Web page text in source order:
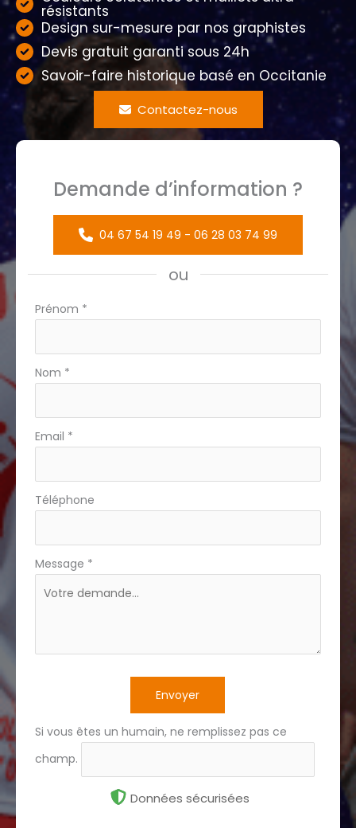
résistants
Design sur-mesure par nos graphistes
Devis gratuit garanti sous 24h
Savoir-faire historique basé en Occitanie
Contactez-nous
Demande d’information ?
04 67 54 19 49 - 06 28 03 74 99
ou
Formulaire
téléphone
Prénom *
Nom *
Email *
Téléphone
Message *
Envoyer
Si vous êtes un humain, ne remplissez pas ce
champ.
Données sécurisées